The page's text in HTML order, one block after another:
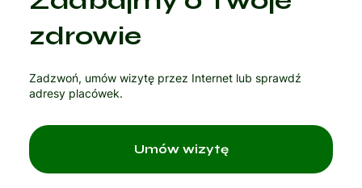
zdrowie
Zadzwoń, umów wizytę przez Internet lub sprawdź
adresy placówek.
Umów wizytę